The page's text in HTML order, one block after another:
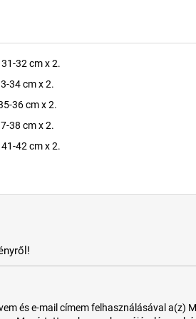
32 cm x 2.
34 cm x 2.
36 cm x 2.
38 cm x 2.
42 cm x 2.
és e-mail címem felhasználásával a(z)